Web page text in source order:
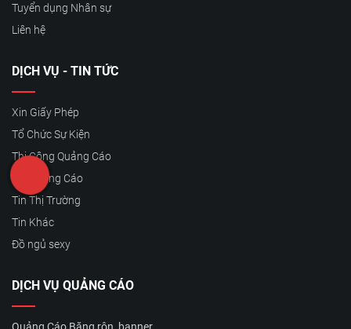
Tuyển dụng Nhân sự
Liên hệ
DỊCH VỤ - TIN TỨC
Xin Giấy Phép
Tổ Chức Sự Kiện
Thi Công Quảng Cáo
Tin Quảng Cáo
Tin Thị Trường
Tin Khác
Đồ ngủ sexy
DỊCH VỤ QUẢNG CÁO
Quảng Cáo Băng rôn, banner